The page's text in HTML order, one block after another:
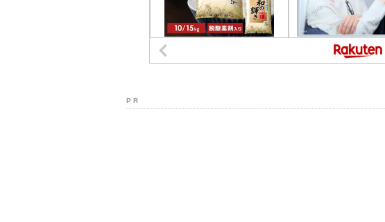
P R